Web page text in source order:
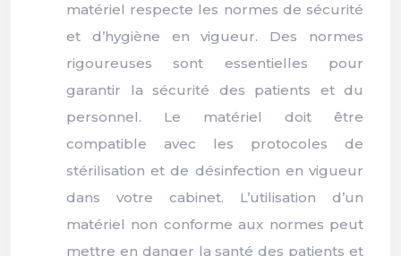
matériel respecte les normes de sécurité
et d’hygiène en vigueur. Des normes
rigoureuses sont essentielles pour
garantir la sécurité des patients et du
personnel. Le matériel doit être
compatible avec les protocoles de
stérilisation et de désinfection en vigueur
dans votre cabinet. L’utilisation d’un
matériel non conforme aux normes peut
mettre en danger la santé des patients et